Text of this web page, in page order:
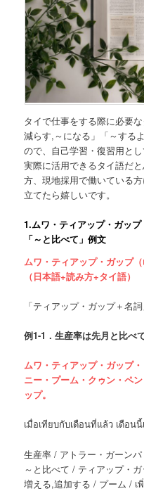
タイで仕事をする際に必要
減らす,～になる」「～する
ので、自己学習・復習用とし
実際に活用できるタイ語だ
方、現地採用で働いている
立てたら嬉しいです。
1.ムワ・ティアップ・ガップ
「～と比べて」例文
ムワ・ティアップ・ガップ（
（日本語+読み方+タイ語）
「ティアップ・ガップ＋名
例1-1．生産率は先月と比べ
ムワ・ティアップ・ガップ
ニー・プーム・クゥン・ペ
ップ。
เมื่อเทียบกับเดือนที่แล้ว เดือน
生産率 / アトラー・ガーン
～と比べて / ティアップ・
増える,追加する / プーム / เ